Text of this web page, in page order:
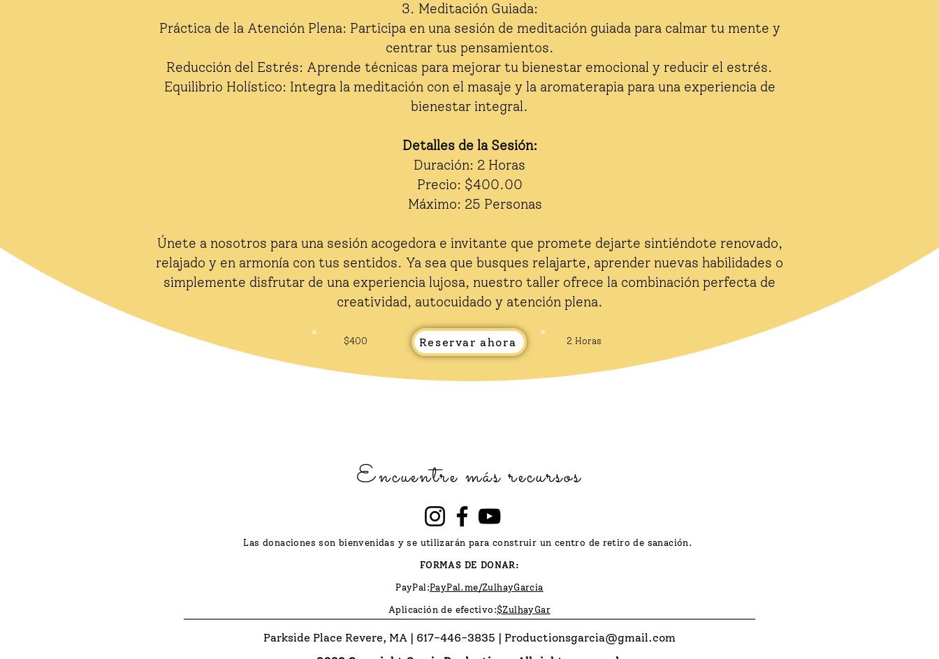
3. Meditación Guiada:
Práctica de la Atención Plena: Participa en una sesión de meditación guiada para calmar tu mente y
centrar tus pensamientos.
Reducción del Estrés: Aprende técnicas para mejorar tu bienestar emocional y reducir el estrés.
Equilibrio Holístico: Integra la meditación con el masaje y la aromaterapia para una experiencia de
bienestar integral.
Detalles de la Sesión:
Duración: 2 Horas
Precio: $400.00
Máximo: 25 Personas
Únete a nosotros para una sesión acogedora e invitante que promete dejarte sintiéndote renovado,
relajado y en armonía con tus sentidos. Ya sea que busques relajarte, aprender nuevas habilidades o
simplemente disfrutar de una experiencia lujosa, nuestro taller ofrece la combinación perfecta de
creatividad, autocuidado y atención plena.
$400 Reservar ahora 2 Horas
Encuentre más recursos
Las donaciones son bienvenidas y se utilizarán para construir un centro de retiro de sanación.
FORMAS DE DONAR:
PayPal:PayPal.me/ZulhayGarcia
Aplicación de efectivo:$ZulhayGar
Parkside Place Revere, MA | 617-446-3835 | Productionsgarcia@gmail.com